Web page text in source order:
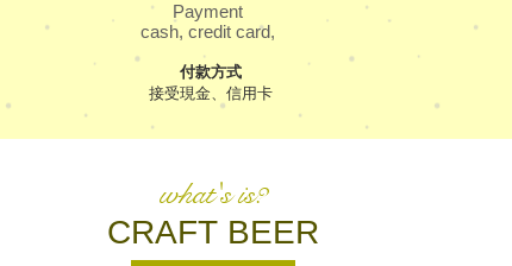
Payment
cash, credit card,
​付款方式
接受現金、信用卡
what's is?
CRAFT BEER